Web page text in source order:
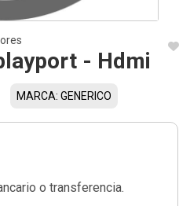
- Hdmi
MARCA: GENERICO
o transferencia.